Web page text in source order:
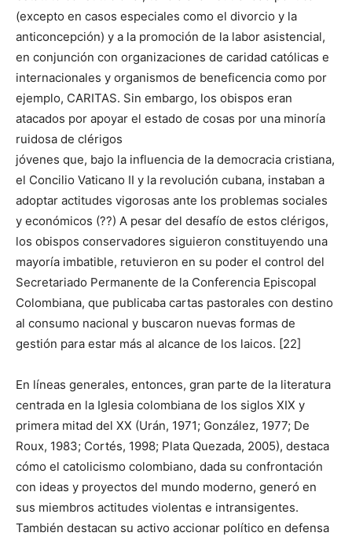
(excepto en casos especiales como el divorcio y la
anticoncepción) y a la promoción de la labor asistencial,
en conjunción con organizaciones de caridad católicas e
internacionales y organismos de beneficencia como por
ejemplo, CARITAS. Sin embargo, los obispos eran
atacados por apoyar el estado de cosas por una minoría
ruidosa de clérigos
jóvenes que, bajo la influencia de la democracia cristiana,
el Concilio Vaticano II y la revolución cubana, instaban a
adoptar actitudes vigorosas ante los problemas sociales
y económicos (??) A pesar del desafío de estos clérigos,
los obispos conservadores siguieron constituyendo una
mayoría imbatible, retuvieron en su poder el control del
Secretariado Permanente de la Conferencia Episcopal
Colombiana, que publicaba cartas pastorales con destino
al consumo nacional y buscaron nuevas formas de
gestión para estar más al alcance de los laicos. [22]
En líneas generales, entonces, gran parte de la literatura
centrada en la Iglesia colombiana de los siglos XIX y
primera mitad del XX (Urán, 1971; González, 1977; De
Roux, 1983; Cortés, 1998; Plata Quezada, 2005), destaca
cómo el catolicismo colombiano, dada su confrontación
con ideas y proyectos del mundo moderno, generó en
sus miembros actitudes violentas e intransigentes.
También destacan su activo accionar político en defensa